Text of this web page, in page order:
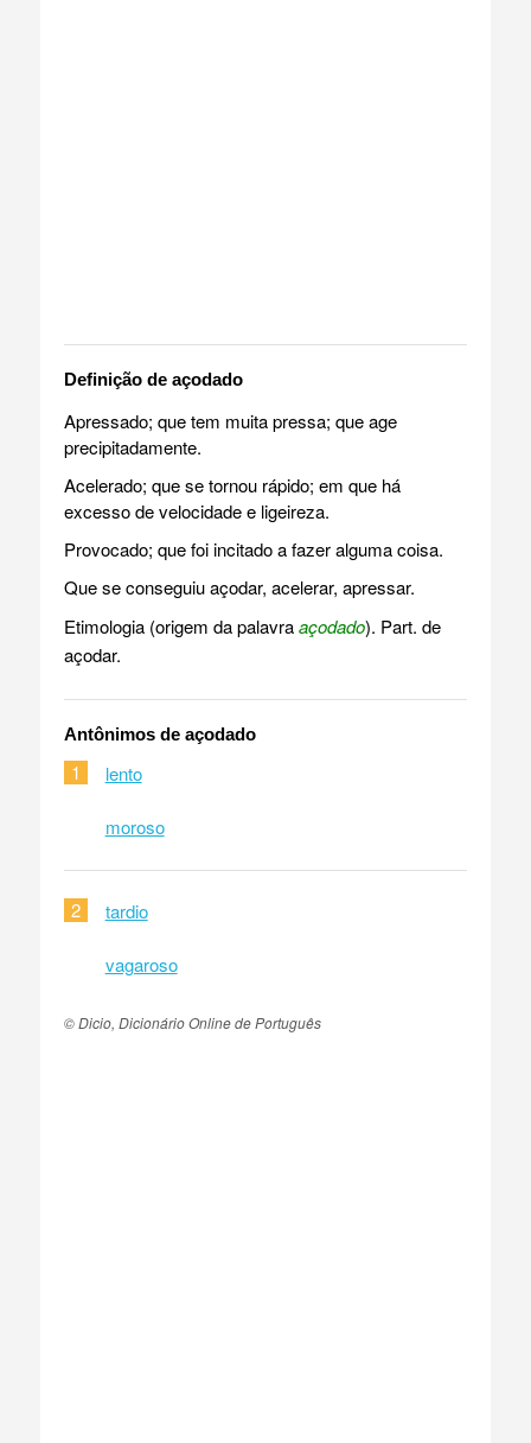
Definição de açodado
Apressado; que tem muita pressa; que age
precipitadamente.
Acelerado; que se tornou rápido; em que há
excesso de velocidade e ligeireza.
Provocado; que foi incitado a fazer alguma coisa.
Que se conseguiu açodar, acelerar, apressar.
Etimologia (origem da palavraaçodado). Part. de
açodar.
Antônimos de açodado
1 lento
moroso
2 tardio
vagaroso
© Dicio, Dicionário Online de Português